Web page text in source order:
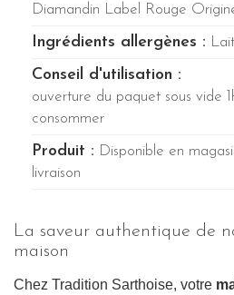
Diamandin Label Rouge
Ingrédients allergènes : Lait
Conseil d'utilisation :
ouverture du paquet sous vide
consommer
Produit : Disponible en
livraison
La saveur authentique de
maison
Chez Tradition Sarthoise, votre